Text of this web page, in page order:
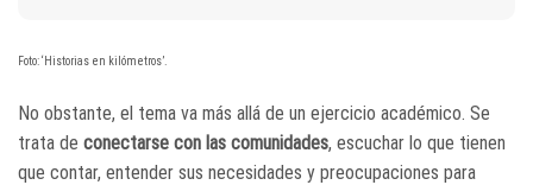
Foto: ‘Historias en kilómetros’.
No obstante, el tema va más allá de un ejercicio académico. Se
trata de conectarse con las comunidades, escuchar lo que tienen
que contar, entender sus necesidades y preocupaciones para